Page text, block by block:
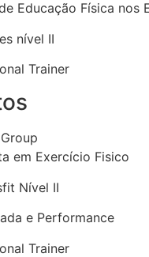
Educação Física nos
nível II
Trainer
em Exercício Fisico
Nível II
e Performance
Trainer